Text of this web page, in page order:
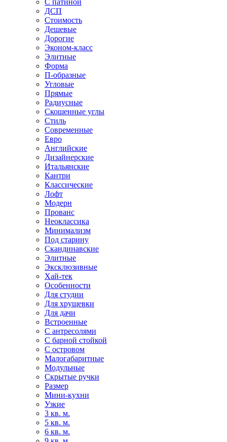
С патиной
ДСП
Стоимость
Дешевые
Дорогие
Эконом-класс
Элитные
Форма
П-образные
Угловые
Прямые
Радиусные
Скошенные углы
Стиль
Современные
Евро
Английские
Дизайнерские
Итальянские
Кантри
Классические
Лофт
Модерн
Прованс
Неоклассика
Минимализм
Под старину
Скандинавские
Элитные
Эксклюзивные
Хай-тек
Особенности
Для студии
Для хрущевки
Для дачи
Встроенные
С антресолями
С барной стойкой
С островом
Малогабаритные
Модульные
Скрытые ручки
Размер
Мини-кухни
Узкие
3 кв. м.
5 кв. м.
6 кв. м.